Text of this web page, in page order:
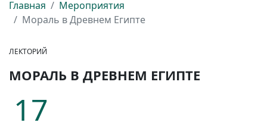
Главная
Мероприятия
Мораль в Древнем Египте
ЛЕКТОРИЙ
МОРАЛЬ В ДРЕВНЕМ ЕГИПТЕ
17